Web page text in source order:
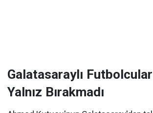
Galatasaraylı
Yalnız Bırakmadı